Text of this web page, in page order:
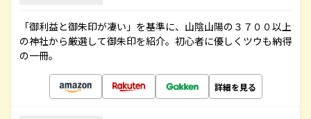
「御利益と御朱印が凄い」を基準に、山陰山陽の３７００以上
の神社から厳選して御朱印を紹介。初心者に優しくツウも納得
の一冊。
詳細を見る